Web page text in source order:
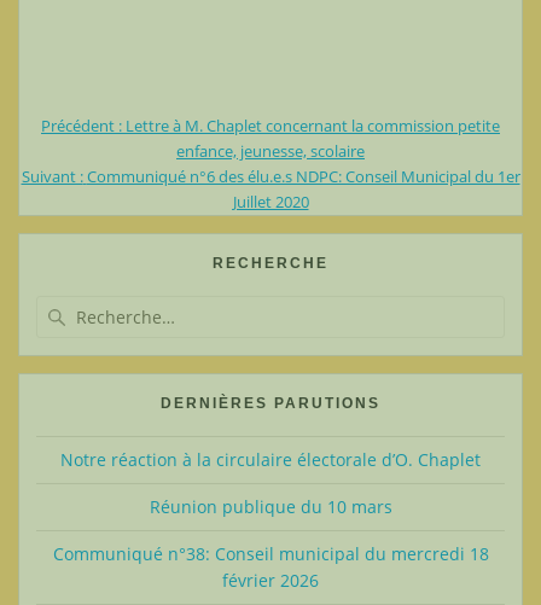
Navigation
de
l’article
Précédent : Article
précédent
:
Lettre à M. Chaplet concernant la commission petite
enfance, jeunesse, scolaire
Suivant :Article
Communiqué n°6 des élu.e.s NDPC: Conseil Municipal du 1er
Juillet 2020
RECHERCHE
:
DERNIÈRES PARUTIONS
Notre réaction à la circulaire électorale d’O. Chaplet
Réunion publique du 10 mars
Communiqué n°38: Conseil municipal du mercredi 18
février 2026